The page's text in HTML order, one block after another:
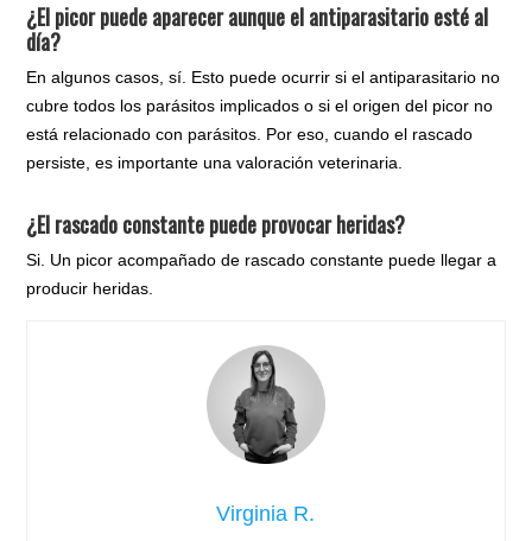
¿El picor puede aparecer aunque el antiparasitario esté al
día?
En algunos casos, sí. Esto puede ocurrir si el antiparasitario no
cubre todos los parásitos implicados o si el origen del picor no
está relacionado con parásitos. Por eso, cuando el rascado
persiste, es importante una valoración veterinaria.
¿El rascado constante puede provocar heridas?
Si. Un picor acompañado de rascado constante puede llegar a
producir heridas.
Virginia R.